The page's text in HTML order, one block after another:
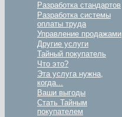
Разработка стандартов
Разработка системы
оплаты труда
Управление продажами
Другие услуги
Тайный покупатель
Что это?
Эта услуга нужна,
когда...
Ваши выгоды
Стать Тайным
покупателем